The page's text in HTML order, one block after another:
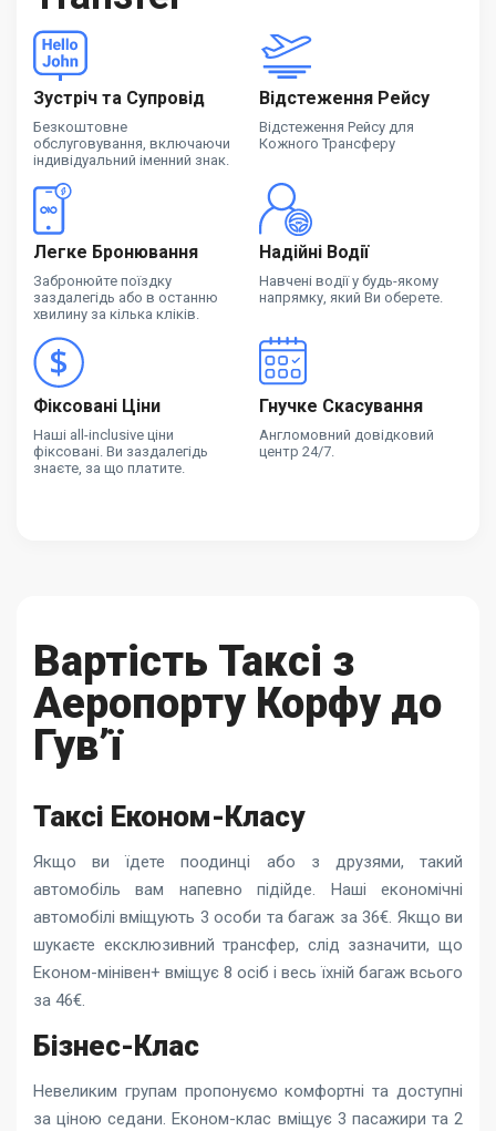
Зустріч та Супровід
Безкоштовне
обслуговування, включаючи
індивідуальний іменний знак.
Відстеження Рейсу
Відстеження Рейсу для
Кожного Трансферу
Легке Бронювання
Забронюйте поїздку
заздалегідь або в останню
хвилину за кілька кліків.
Надійні Водії
Навчені водії у будь-якому
напрямку, який Ви оберете.
Фіксовані Ціни
Наші all-inclusive ціни
фіксовані. Ви заздалегідь
знаєте, за що платите.
Гнучке Скасування
Англомовний довідковий
центр 24/7.
Вартість Таксі з
Аеропорту Корфу до
Гув’ї
Таксі Економ-Класу
Якщо ви їдете поодинці або з друзями, такий
автомобіль вам напевно підійде. Наші економічні
автомобілі вміщують 3 особи та багаж за 36€. Якщо ви
шукаєте ексклюзивний трансфер, слід зазначити, що
Економ-мінівен+ вміщує 8 осіб і весь їхній багаж всього
за 46€.
Бізнес-Клас
Невеликим групам пропонуємо комфортні та доступні
за ціною седани. Економ-клас вміщує 3 пасажири та 2